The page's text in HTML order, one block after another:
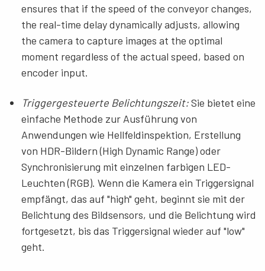
ensures that if the speed of the conveyor changes,
the real-time delay dynamically adjusts, allowing
the camera to capture images at the optimal
moment regardless of the actual speed, based on
encoder input.
Triggergesteuerte Belichtungszeit:Sie bietet eine
einfache Methode zur Ausführung von
Anwendungen wie Hellfeldinspektion, Erstellung
von HDR-Bildern (High Dynamic Range) oder
Synchronisierung mit einzelnen farbigen LED-
Leuchten (RGB). Wenn die Kamera ein Triggersignal
empfängt, das auf "high" geht, beginnt sie mit der
Belichtung des Bildsensors, und die Belichtung wird
fortgesetzt, bis das Triggersignal wieder auf "low"
geht.